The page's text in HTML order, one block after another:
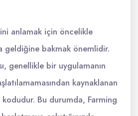
anlamak için öncelikle
geldiğine bakmak önemlidir.
genellikle bir uygulamanın
kaynaklanan
Bu durumda, Farming